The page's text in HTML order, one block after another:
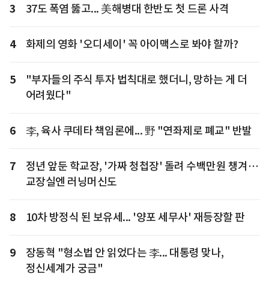
3 37도 폭염 뚫고... 美해병대 한반도 첫 드론 사격
4 화제의 영화 '오디세이' 꼭 아이맥스로 봐야 할까?
5
"부자들의 주식 투자 법칙대로 했더니, 망하는 게 더
어려웠다"
6 李, 육사 쿠데타 책임론에... 野 "연좌제로 폐교" 반발
7
정년 앞둔 학교장, '가짜 청첩장' 돌려 수백만원 챙겨…
교장실엔 러닝머신도
8 10차 방정식 된 보유세... '양포 세무사' 재등장할 판
9
장동혁 "형소법 안 읽었다는 李... 대통령 맞나,
정신세계가 궁금"